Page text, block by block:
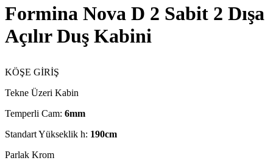
Formina Nova D 2 Sabit 2 Dışa
Açılır Duş Kabini
KÖŞE GİRİŞ
Tekne Üzeri Kabin
Temperli Cam: 6mm
Standart Yükseklik h: 190cm
Parlak Krom